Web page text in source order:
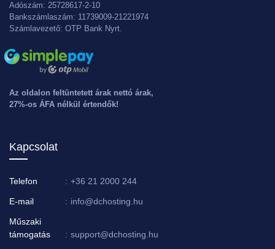
Adószám: 25728617-2-10
Bankszámlaszám: 11739009-21221974
Számlavezető: OTP Bank Nyrt.
Az oldalon feltüntetett árak nettó árak,
27%-os ÁFA nélkül értendők!
Kapcsolat
Telefon : +36 21 2000 244
E-mail : info@dchosting.hu
Műszaki
támogatás
: support@dchosting.hu